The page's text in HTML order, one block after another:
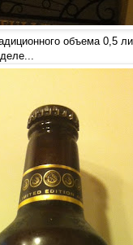
объема 0,5